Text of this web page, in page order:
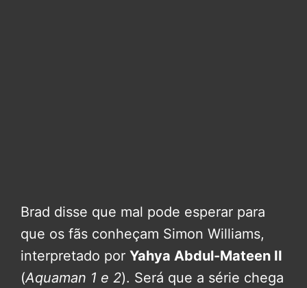
Brad disse que mal pode esperar para
que os fãs conheçam Simon Williams,
interpretado por Yahya Abdul-Mateen II
(Aquaman 1 e 2). Será que a série chega